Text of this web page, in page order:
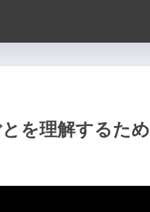
を理解するた